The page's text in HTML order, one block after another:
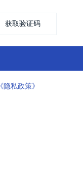
获取验证码
《隐私政策》